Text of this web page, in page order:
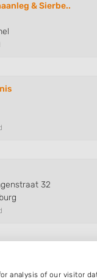
& Sierbe..
32
analysis of our visitor